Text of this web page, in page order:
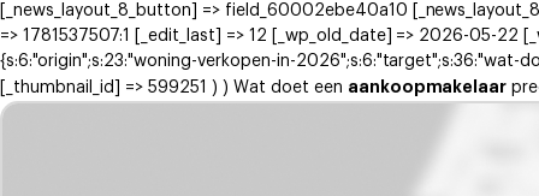
[_news_layout_8_button] => field_60002ebe40a10
=> 1781537507:1 [_edit_last] => 12 [_wp_old_date] => 2026-05-22
{s:6:"origin";s:23:"woning-verkopen-in-2026";s:6:"target";s:36:"wat-
[_thumbnail_id] => 599251 ) ) Wat doet een aankoopmakelaar